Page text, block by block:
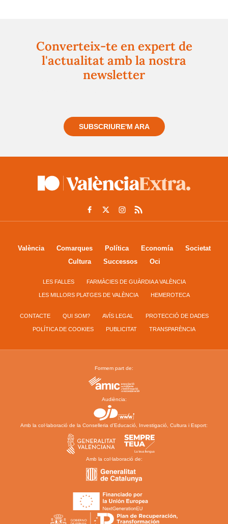
Converteix-te en expert de
l'actualitat amb la nostra
newsletter
SUBSCRIURE'M ARA
València Comarques Política Economía
Societat
Cultura
Successos Oci
LES FALLES FARMÀCIES DE GUÀRDIA A VALÈNCIA
LES MILLORS PLATGES DE VALÈNCIA HEMEROTECA
CONTACTE QUI SOM? AVÍS LEGAL PROTECCIÓ DE DADES
POLÍTICA DE COOKIES PUBLICITAT TRANSPARÈNCIA
Formem part de:
Audiència:
Amb la col·laboració de la Conselleria d’Educació, Investigació, Cultura i Esport:
Amb la col·laboració de: